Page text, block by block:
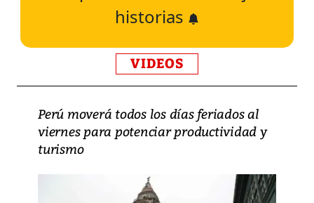
historias
VIDEOS
Perú moverá todos los días feriados al
viernes para potenciar productividad y
turismo